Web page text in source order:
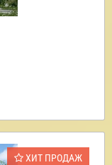
ХИТ ПРОДАЖ